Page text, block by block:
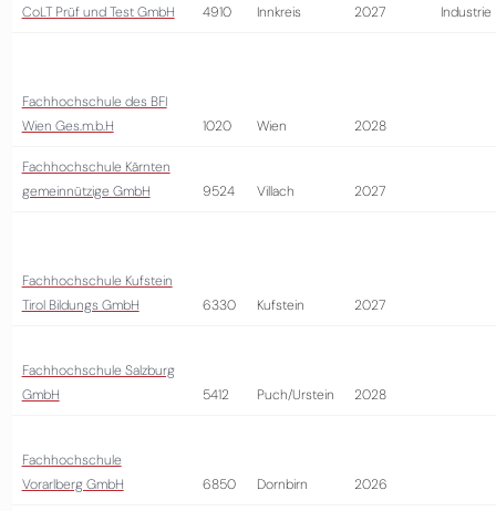
CoLT Prüf und Test GmbH
4910
Innkreis
2027 Industrie
Fachhochschule des BFI
Wien Ges.m.b.H
1020 Wien 2028
Fachhochschule Kärnten
gemeinnützige GmbH
9524 Villach 2027
Fachhochschule Kufstein
Tirol Bildungs GmbH
6330 Kufstein 2027
Fachhochschule Salzburg
GmbH
5412 Puch/Urstein 2028
Fachhochschule
Vorarlberg GmbH
6850 Dornbirn 2026